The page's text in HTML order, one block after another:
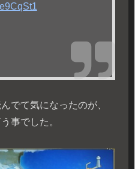
でて気になったのが、
事でした。